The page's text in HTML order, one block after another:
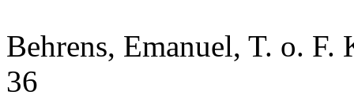
Behrens, Emanuel, T. o.
36